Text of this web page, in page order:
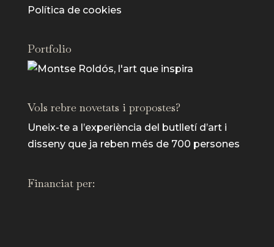
Política de cookies
Portfolio
Vols rebre novetats i propostes?
Uneix-te a l’experiència del butlletí d’art i
disseny que ja reben més de 700 persones
Financiat per: